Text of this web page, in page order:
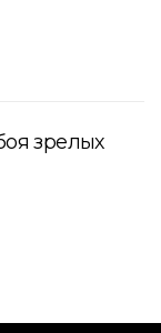
зрелых